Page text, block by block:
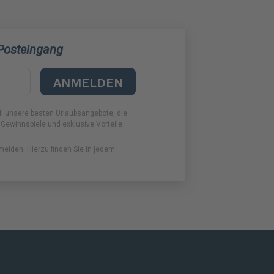
ANMELDEN
unsere besten Urlaubsangebote, die
und exklusive Vorteile
Hierzu finden Sie in jedem